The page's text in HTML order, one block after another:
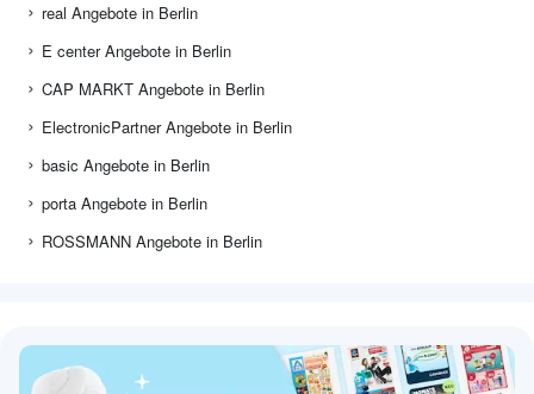
real Angebote in Berlin
E center Angebote in Berlin
CAP MARKT Angebote in Berlin
ElectronicPartner Angebote in Berlin
basic Angebote in Berlin
porta Angebote in Berlin
ROSSMANN Angebote in Berlin